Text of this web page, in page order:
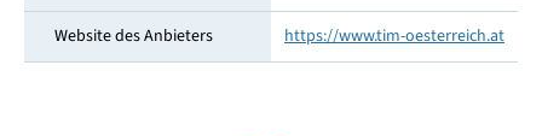
Website des Anbieters https://www.tim-oesterreich.at